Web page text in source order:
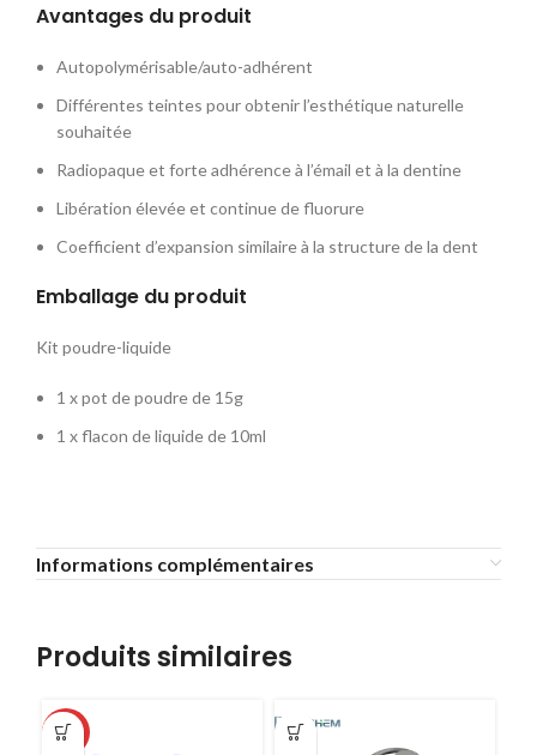
Avantages du produit
Autopolymérisable/auto-adhérent
Différentes teintes pour obtenir l’esthétique naturelle
souhaitée
Radiopaque et forte adhérence à l’émail et à la dentine
Libération élevée et continue de fluorure
Coefficient d’expansion similaire à la structure de la dent
Emballage du produit
Kit poudre-liquide
1 x pot de poudre de 15g
1 x flacon de liquide de 10ml
Informations complémentaires
Produits similaires
-63%